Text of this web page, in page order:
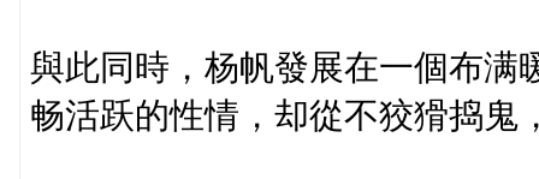
與此同時，杨帆發展在一個布满
畅活跃的性情，却從不狡猾捣鬼